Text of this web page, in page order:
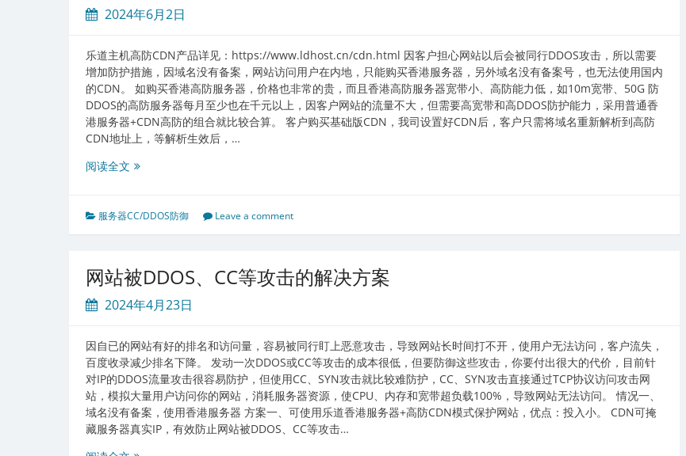
2024年6月2日
乐道主机高防CDN产品详见：https://www.ldhost.cn/cdn.html 因客户担心网站以后会被同行DDOS攻击，所以需要
增加防护措施，因域名没有备案，网站访问用户在内地，只能购买香港服务器，另外域名没有备案号，也无法使用国内
的CDN。 如购买香港高防服务器，价格也非常的贵，而且香港高防服务器宽带小、高防能力低，如10m宽带、50G 防
DDOS的高防服务器每月至少也在千元以上，因客户网站的流量不大，但需要高宽带和高DDOS防护能力，采用普通香
港服务器+CDN高防的组合就比较合算。 客户购买基础版CDN，我司设置好CDN后，客户只需将域名重新解析到高防
CDN地址上，等解析生效后，…
阅读全文 乐
机
高
CDN
加
速/
防
客
户
实
例
介
绍
服务器CC/DDOS防御 Leave a comment
网站被DDOS、CC等攻击的解决方案
2024年4月23日
因自已的网站有好的排名和访问量，容易被同行盯上恶意攻击，导致网站长时间打不开，使用户无法访问，客户流失，
百度收录减少排名下降。 发动一次DDOS或CC等攻击的成本很低，但要防御这些攻击，你要付出很大的代价，目前针
对IP的DDOS流量攻击很容易防护，但使用CC、SYN攻击就比较难防护，CC、SYN攻击直接通过TCP协议访问攻击网
站，模拟大量用户访问你的网站，消耗服务器资源，使CPU、内存和宽带超负载100%，导致网站无法访问。 情况一、
域名没有备案，使用香港服务器 方案一、可使用乐道香港服务器+高防CDN模式保护网站，优点：投入小。 CDN可掩
藏服务器真实IP，有效防止网站被DDOS、CC等攻击…